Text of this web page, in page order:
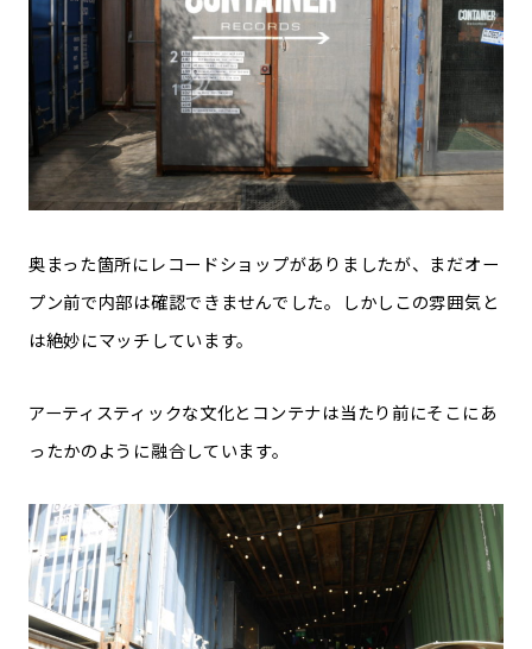
奥まった箇所にレコードショップがありましたが、まだオー
プン前で内部は確認できませんでした。しかしこの雰囲気と
は絶妙にマッチしています。
アーティスティックな文化とコンテナは当たり前にそこにあ
ったかのように融合しています。